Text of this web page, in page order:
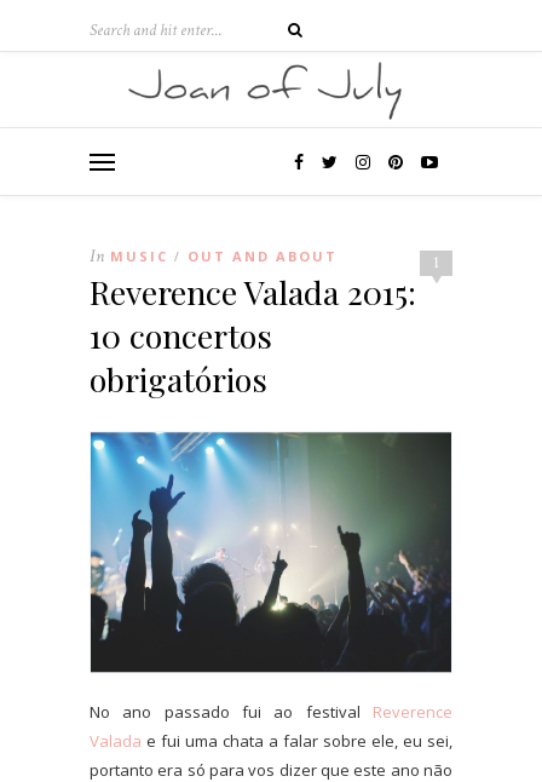
1
In MUSIC / OUT AND ABOUT
Reverence Valada 2015:
10 concertos
obrigatórios
No ano passado fui ao festival Reverence
Valada e fui uma chata a falar sobre ele, eu sei,
portanto era só para vos dizer que este ano não